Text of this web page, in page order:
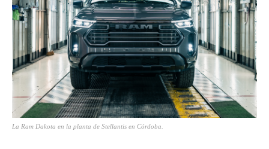
La Ram Dakota en la planta de Stellantis en Córdoba.